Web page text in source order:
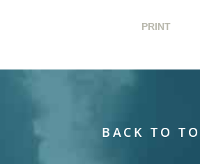
PRINT
BACK TO